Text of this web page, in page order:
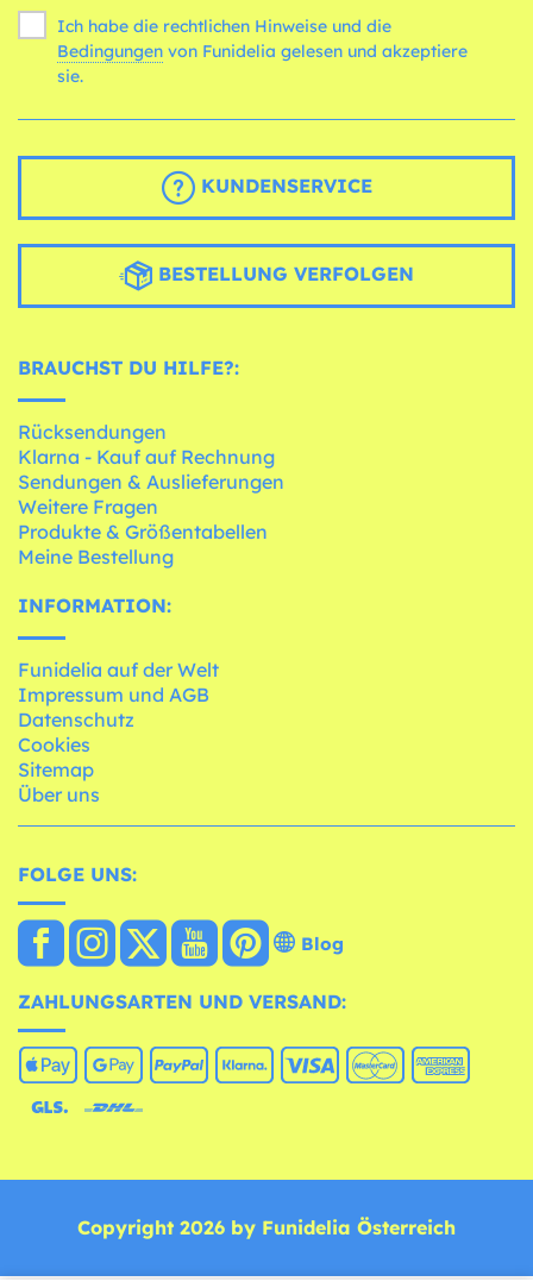
Ich habe die rechtlichen Hinweise und die
Bedingungen
sie.
KUNDENSERVICE
BESTELLUNG VERFOLGEN
BRAUCHST DU HILFE?:
Rücksendungen
Klarna - Kauf auf Rechnung
Sendungen & Auslieferungen
Weitere Fragen
Produkte & Größentabellen
Meine Bestellung
INFORMATION:
Funidelia auf der Welt
Impressum und AGB
Datenschutz
Cookies
Sitemap
Über uns
FOLGE UNS:
Blog
ZAHLUNGSARTEN UND VERSAND:
Copyright 2026 by Funidelia Österreich